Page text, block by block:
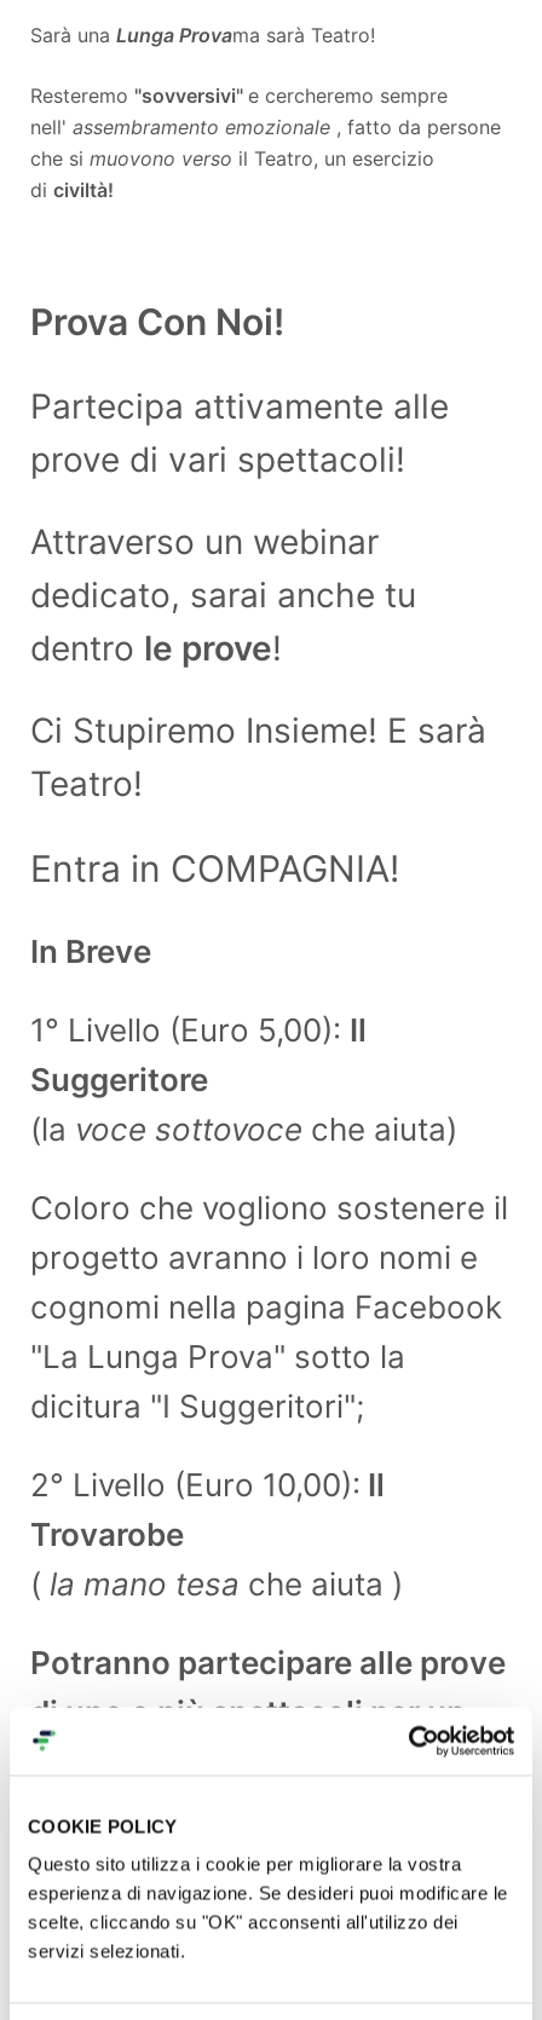
COOKIE POLICY
Questo sito utilizza i cookie per migliorare la vostra
esperienza di navigazione. Se desideri puoi modificare le
scelte, cliccando su "OK" acconsenti all'utilizzo dei
servizi selezionati.
Sarà una Lunga Provama sarà Teatro!
Resteremo "sovversivi" e cercheremo sempre
nell' assembramento emozionale , fatto da persone
che si muovono verso il Teatro, un esercizio
di civiltà!
Prova Con Noi!
Partecipa attivamente alle
prove di vari spettacoli!
Attraverso un webinar
dedicato, sarai anche tu
dentro le prove!
Ci Stupiremo Insieme! E sarà
Teatro!
Entra in COMPAGNIA!
In Breve
1° Livello (Euro 5,00): Il
Suggeritore
(la voce sottovoce che aiuta)
Coloro che vogliono sostenere il
progetto avranno i loro nomi e
cognomi nella pagina Facebook
"La Lunga Prova" sotto la
dicitura "I Suggeritori";
2° Livello (Euro 10,00): Il
Trovarobe
( la mano tesa che aiuta )
Potranno partecipare alle prove
di uno o più spettacoli per un
max di 5 incontri online
avranno i loro nomi e cognomi
nella pagina Facebook "La
Lunga Prova" sotto la dicitura "I
Trovarobe"